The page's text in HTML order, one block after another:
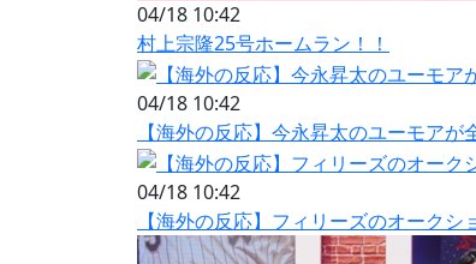
04/18 10:42
村上宗隆25号ホームラン！！
04/18 10:42
【海外の反応】今永昇太のユーモアが
04/18 10:42
【海外の反応】フィリーズのオーク